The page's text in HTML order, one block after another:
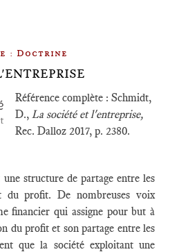
: Doctrine
Référence complète : Schmidt,
D., La société et l'entreprise,
Rec. Dalloz 2017, p. 2380.
structure de partage entre les
du profit. De nombreuses voix
financier qui assigne pour but à
du profit et son partage entre les
que la société exploitant une